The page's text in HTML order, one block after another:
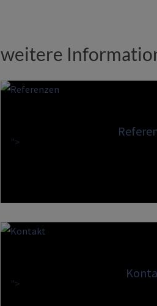
weitere
">
">